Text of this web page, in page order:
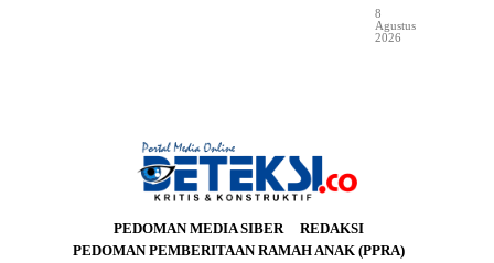
8
Agustus
2026
PEDOMAN MEDIA SIBER
REDAKSI
PEDOMAN PEMBERITAAN RAMAH ANAK (PPRA)